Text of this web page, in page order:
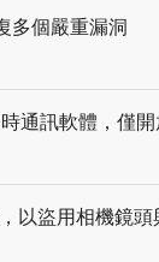
多個嚴重漏洞
通訊軟體，僅開
以盜用相機鏡